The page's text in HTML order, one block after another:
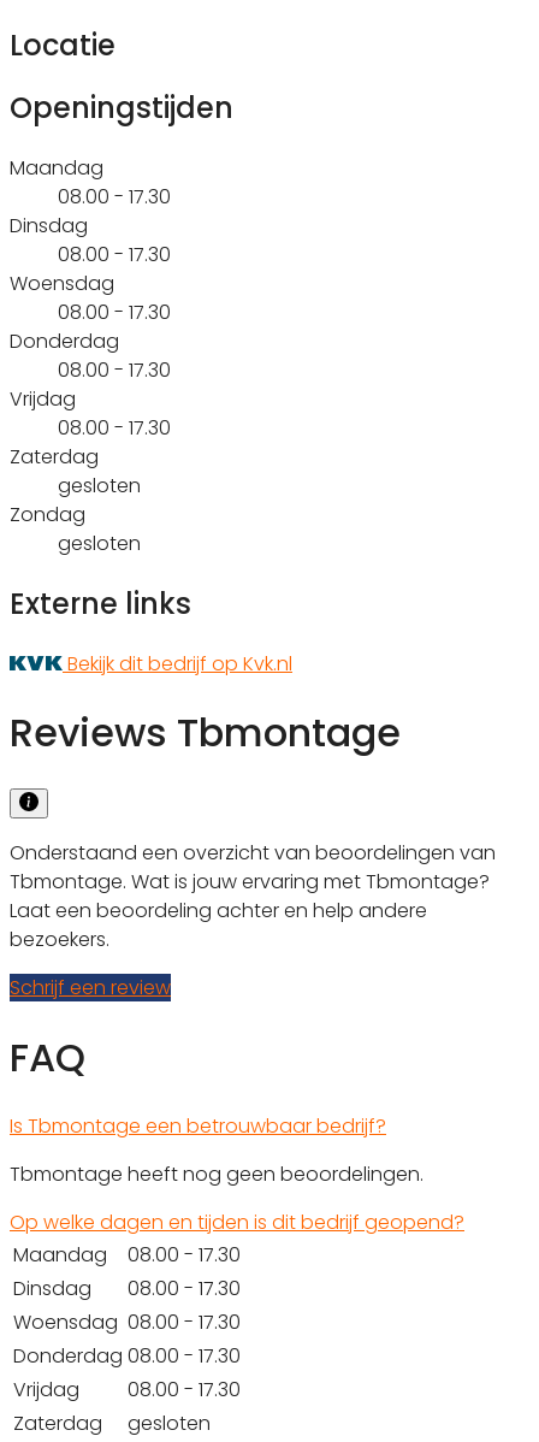
Locatie
Openingstijden
Maandag
08.00 - 17.30
Dinsdag
08.00 - 17.30
Woensdag
08.00 - 17.30
Donderdag
08.00 - 17.30
Vrijdag
08.00 - 17.30
Zaterdag
gesloten
Zondag
gesloten
Externe links
Bekijk dit bedrijf op Kvk.nl
Reviews Tbmontage
Onderstaand een overzicht van beoordelingen van
Tbmontage. Wat is jouw ervaring met Tbmontage?
Laat een beoordeling achter en help andere
bezoekers.
Schrijf een review
FAQ
Is Tbmontage een betrouwbaar bedrijf?
Tbmontage heeft nog geen beoordelingen.
Op welke dagen en tijden is dit bedrijf geopend?
Maandag
08.00 - 17.30
Dinsdag
08.00 - 17.30
Woensdag 08.00 - 17.30
Donderdag 08.00 - 17.30
Vrijdag
08.00 - 17.30
Zaterdag
gesloten